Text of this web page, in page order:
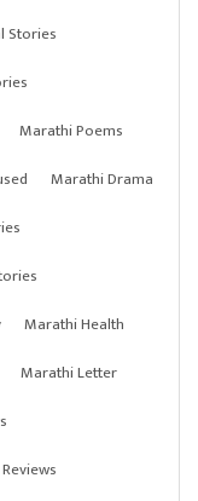
Stories
Marathi Poems
Marathi Drama
Marathi Health
Marathi Letter